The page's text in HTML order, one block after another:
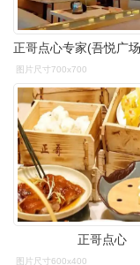
图片尺寸700x700
正哥点心
图片尺寸600x400